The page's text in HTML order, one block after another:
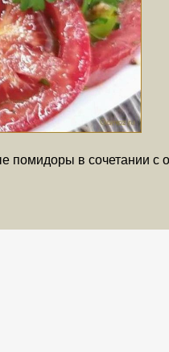
помидоры в сочетании с